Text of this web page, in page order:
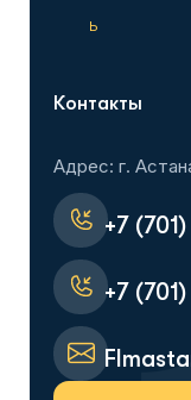
ь
Контакты
Адрес: г.
+7
+7